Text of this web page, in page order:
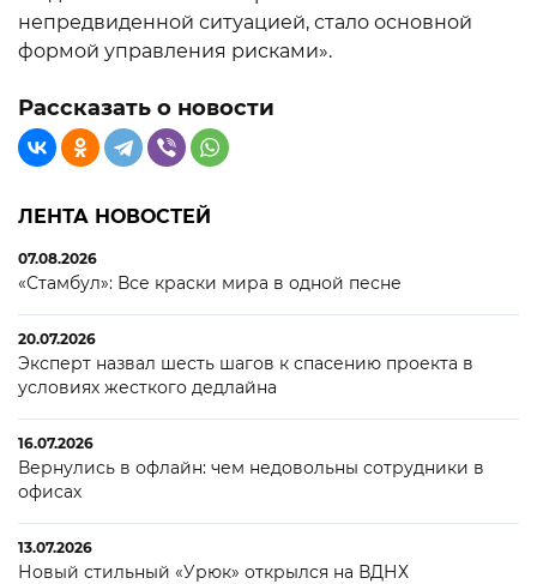
непредвиденной ситуацией, стало основной
формой управления рисками».
Рассказать о новости
ЛЕНТА НОВОСТЕЙ
07.08.2026
«Стамбул»: Все краски мира в одной песне
20.07.2026
Эксперт назвал шесть шагов к спасению проекта в
условиях жесткого дедлайна
16.07.2026
Вернулись в офлайн: чем недовольны сотрудники в
офисах
13.07.2026
Новый стильный «Урюк» открылся на ВДНХ